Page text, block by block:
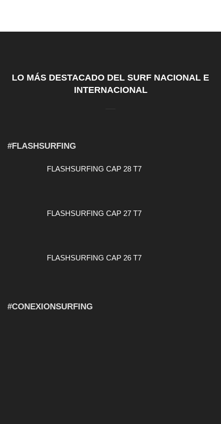
LO MÁS DESTACADO DEL SURF NACIONAL E
INTERNACIONAL
#FLASHSURFING
FLASHSURFING CAP 28 T7
FLASHSURFING CAP 27 T7
FLASHSURFING CAP 26 T7
#CONEXIONSURFING